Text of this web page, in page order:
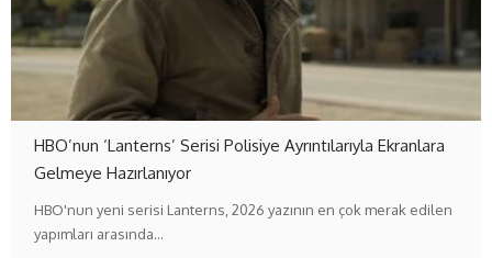
HBO’nun ‘Lanterns’ Serisi Polisiye Ayrıntılarıyla Ekranlara
Gelmeye Hazırlanıyor
HBO'nun yeni serisi Lanterns, 2026 yazının en çok merak edilen
yapımları arasında…